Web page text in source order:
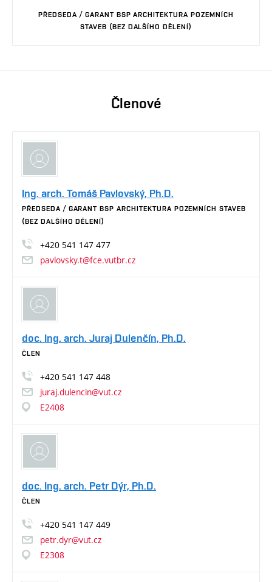
PŘEDSEDA / GARANT BSP ARCHITEKTURA POZEMNÍCH
STAVEB (BEZ DALŠÍHO DĚLENÍ)
Členové
Ing. arch. Tomáš Pavlovský, Ph.D.
PŘEDSEDA / GARANT BSP ARCHITEKTURA POZEMNÍCH STAVEB
(BEZ DALŠÍHO DĚLENÍ)
+420 541 147 477
pavlovsky.t@fce.vutbr.cz
doc. Ing. arch. Juraj Dulenčín, Ph.D.
ČLEN
+420 541 147 448
juraj.dulencin@vut.cz
E2408
doc. Ing. arch. Petr Dýr, Ph.D.
ČLEN
+420 541 147 449
petr.dyr@vut.cz
E2308